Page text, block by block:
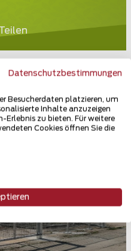
Datenschutzbestimmungen
Besucherdaten platzieren, um
Inhalte anzuzeigen
Erlebnis zu bieten. Für weitere
Cookies öffnen Sie die